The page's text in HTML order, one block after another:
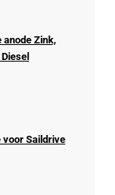
anode Zink,
voor Saildrive